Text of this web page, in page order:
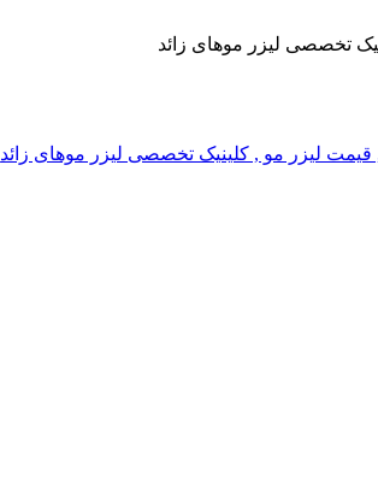
تخصصی لیزر موهای زائد
, قیمت لیزر مو , کلینیک تخصصی لیزر موهای زائد